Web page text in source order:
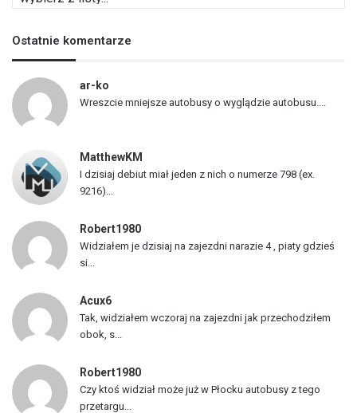
i
t
a
o
j
w
Ostatnie komentarze
ar-ko
Wreszcie mniejsze autobusy o wyglądzie autobusu....
MatthewKM
I dzisiaj debiut miał jeden z nich o numerze 798 (ex.
9216)...
Robert1980
Widziałem je dzisiaj na zajezdni narazie 4 , piaty gdzieś
si...
Acux6
Tak, widziałem wczoraj na zajezdni jak przechodziłem
obok, s...
Robert1980
Czy ktoś widział może już w Płocku autobusy z tego
przetargu...